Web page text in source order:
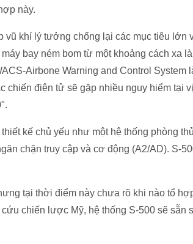
này.
vũ khí lý tưởng chống lại các mục tiêu lớn
bay ném bom từ một khoảng cách xa
Airbone Warning and Control System
chiến điện tử sẽ gặp nhiều nguy hiểm tại
kế chủ yếu như một hệ thống phòng
chặn truy cập và cơ động (A2/AD). S-
tại thời điểm này chưa rõ khi nào tổ
chiến lược Mỹ, hệ thống S-500 sẽ sẵn